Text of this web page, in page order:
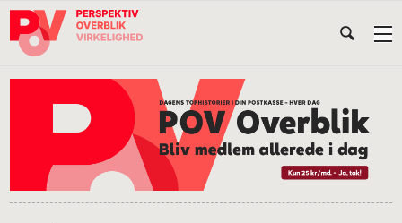
Gå
direkte
Skip
indhold
Gå
direkte